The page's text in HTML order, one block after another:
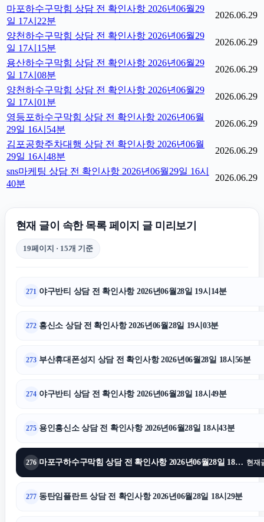
마포하수구막힘 상담 전 확인사항 2026년06월29
일 17시22분
2026.06.29
양천하수구막힘 상담 전 확인사항 2026년06월29
일 17시15분
2026.06.29
용산하수구막힘 상담 전 확인사항 2026년06월29
일 17시08분
2026.06.29
양천하수구막힘 상담 전 확인사항 2026년06월29
일 17시01분
2026.06.29
영등포하수구막힘 상담 전 확인사항 2026년06월
29일 16시54분
2026.06.29
김포공항주차대행 상담 전 확인사항 2026년06월
29일 16시48분
2026.06.29
sns마케팅 상담 전 확인사항 2026년06월29일 16시
40분
2026.06.29
현재 글이 속한 목록 페이지 글 미리보기
19페이지 · 15개 기준
271 야구반티 상담 전 확인사항 2026년06월28일 19시14분
272 흥신소 상담 전 확인사항 2026년06월28일 19시03분
273 부산휴대폰성지 상담 전 확인사항 2026년06월28일 18시56분
274 야구반티 상담 전 확인사항 2026년06월28일 18시49분
275 용인흥신소 상담 전 확인사항 2026년06월28일 18시43분
276 마포구하수구막힘 상담 전 확인사항 2026년06월28일 18시36분 현재
277 동탄임플란트 상담 전 확인사항 2026년06월28일 18시29분